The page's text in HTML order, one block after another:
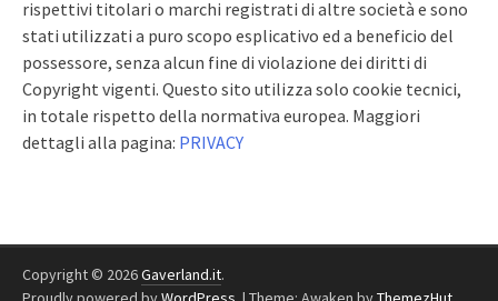
rispettivi titolari o marchi registrati di altre società e sono
stati utilizzati a puro scopo esplicativo ed a beneficio del
possessore, senza alcun fine di violazione dei diritti di
Copyright vigenti. Questo sito utilizza solo cookie tecnici,
in totale rispetto della normativa europea. Maggiori
dettagli alla pagina: PRIVACY
Copyright © 2026Gaverland.it.